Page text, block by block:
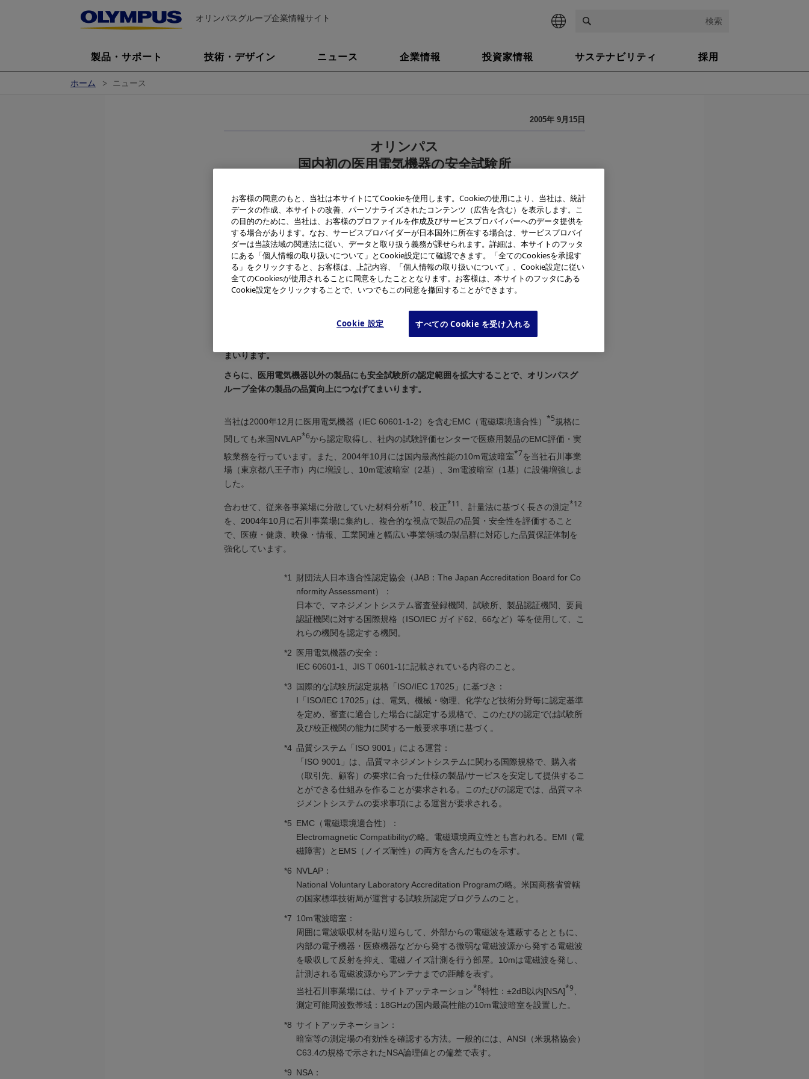
オリンパスグループ企業情報サイト 検索
製品・サポート 技術・デザイン ニュース 企業情報 投資家情報 サステナビリティ 採用
ホーム ニュース
2005年 9月15日
オリンパス
国内初の医用電気機器の安全試験所
オリンパス株式会社（社長：菊川 剛）は、国内初の医用電気機器の安全試験所として、財団
法人日本適合性認定協会（JAB）*1から医用電気機器の安全 *2に関する国際的な試験所認定規
格「ISO/IEC 17025」に基づき
2005年8月17日付で認定取得しました。
「ISO/IEC 17025」は、品質システム「ISO 9001」による運営*4 に加え、技術的な適格性と能
力を証明する試験所認定規格です。また、認定された試験所の試験データは、国内のみならずJ
ABが相互承認協定を結ぶ世界33ヶ国、45認定機関で受け入れられます。
これにより、当社100％出資子会社のオリンパスメディカルシステムズ株式会社が医用電気機器
の製造・販売を開始する際に法的に要求されている、外部公的試験機関での安全認証試験も含
まいります。
さらに、医用電気機器以外の製品にも安全試験所の認定範囲を拡大することで、オリンパスグ
ループ全体の製品の品質向上につなげてまいります。
当社は2000年12月に医用電気機器（IEC 60601-1-2）を含むEMC（電磁環境適合性） *5規格に
関しても米国NVLAP*6から認定取得し、社内の試験評価センターで医療用製品のEMC評価・実
験業務を行っています。また、2004年10月には国内最高性能の10m電波暗室*7を当社石川事業
場（東京都八王子市）内に増設し、10m電波暗室（2基）、3m電波暗室（1基）に設備増強しま
した。
合わせて、従来各事業場に分散していた材料分析*10 、校正*11 、計量法に基づく長さの測定*12
を、2004年10月に石川事業場に集約し、複合的な視点で製品の品質・安全性を評価すること
で、医療・健康、映像・情報、工業関連と幅広い事業領域の製品群に対応した品質保証体制を
強化しています。
*1
財団法人日本適合性認定協会（JAB：The Japan Accreditation Board for Co
nformity Assessment）：
日本で、マネジメントシステム審査登録機関、試験所、製品認証機関、要員
認証機関に対する国際規格（ISO/IEC ガイド62、66など）等を使用して、こ
れらの機関を認定する機関。
*2
医用電気機器の安全：
IEC 60601-1、JIS T 0601-1に記載されている内容のこと。
*3
国際的な試験所認定規格「ISO/IEC 17025」に基づき：
I「ISO/IEC 17025」は、電気、機械・物理、化学など技術分野毎に認定基準
を定め、審査に適合した場合に認定する規格で、このたびの認定では試験所
及び校正機関の能力に関する一般要求事項に基づく。
*4 品質システム「ISO 9001」による運営：
「ISO 9001」は、品質マネジメントシステムに関わる国際規格で、購入者
（取引先、顧客）の要求に合った仕様の製品/サービスを安定して提供するこ
とができる仕組みを作ることが要求される。このたびの認定では、品質マネ
ジメントシステムの要求事項による運営が要求される。
*5 EMC（電磁環境適合性）：
Electromagnetic Compatibilityの略。電磁環境両立性とも言われる。EMI（電
磁障害）とEMS（ノイズ耐性）の両方を含んだものを示す。
*6 NVLAP：
National Voluntary Laboratory Accreditation Programの略。米国商務省管轄
の国家標準技術局が運営する試験所認定プログラムのこと。
*7 10m電波暗室：
周囲に電波吸収材を貼り巡らして、外部からの電磁波を遮蔽するとともに、
内部の電子機器・医療機器などから発する微弱な電磁波源から発する電磁波
を吸収して反射を抑え、電磁ノイズ計測を行う部屋。10mは電磁波を発し、
計測される電磁波源からアンテナまでの距離を表す。
当社石川事業場には、サイトアッテネーション*8特性：±2dB以内[NSA]*9
測定可能周波数帯域：18GHzの国内最高性能の10m電波暗室を設置した。
*8 サイトアッテネーション：
暗室等の測定場の有効性を確認する方法。一般的には、ANSI（米規格協会）
C63.4の規格で示されたNSA論理値との偏差で表す。
*9 NSA：
お客様の同意のもと、当社は本サイトにてCookieを使用します。Cookieの使用により、当社は、統計
データの作成、本サイトの改善、パーソナライズされたコンテンツ（広告を含む）を表示します。こ
の目的のために、当社は、お客様のプロファイルを作成及びサービスプロバイバーへのデータ提供を
する場合があります。なお、サービスプロバイダーが日本国外に所在する場合は、サービスプロバイ
ダーは当該法域の関連法に従い、データと取り扱う義務が課せられます。詳細は、本サイトのフッタ
にある「個人情報の取り扱いについて」とCookie設定にて確認できます。「全てのCookiesを承認す
る」をクリックすると、お客様は、上記内容、「個人情報の取り扱いについて」、Cookie設定に従い
全てのCookiesが使用されることに同意をしたこととなります。お客様は、本サイトのフッタにある
Cookie設定をクリックすることで、いつでもこの同意を撤回することができます。
Cookie 設定 すべての Cookie を受け入れる